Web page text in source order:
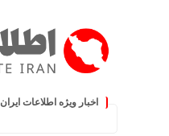
اخبار ویژه اطلاعات ایران